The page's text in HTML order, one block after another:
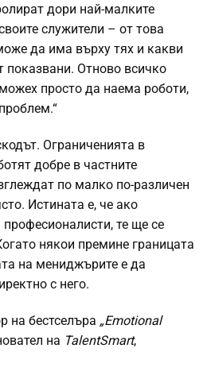
дори най-малките
служители – от това
да има върху тях и какви
Отново всичко
просто да наема роботи,
Ограниченията в
добре в частните
по малко по-различен
Истината е, че ако
те ще се
някои премине границата
на мениджърите е да
с него.
на бестселъра „Emotional
на TalentSmart,